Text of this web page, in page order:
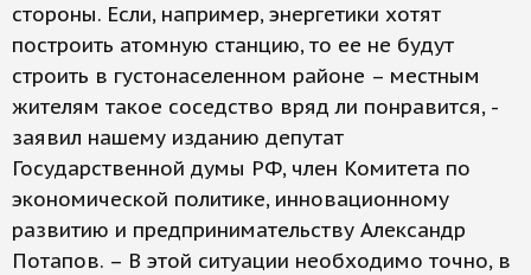
стороны. Если, например, энергетики хотят
построить атомную станцию, то ее не будут
строить в густонаселенном районе – местным
жителям такое соседство вряд ли понравится, -
заявил нашему изданию депутат
Государственной думы РФ, член Комитета по
экономической политике, инновационному
развитию и предпринимательству Александр
Потапов. – В этой ситуации необходимо точно, в